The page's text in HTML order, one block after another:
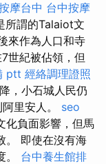
摩台中 台中按摩
所謂的Talaiot文
來作為人口和寺
世紀被佔領，但
ptt 經絡調理證照
，小石城人民仍
里安人。 seo
化負面影響，但馬
。 即使在沒有海
。 台中養生館排